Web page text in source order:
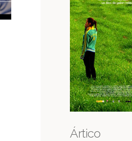
Ártico